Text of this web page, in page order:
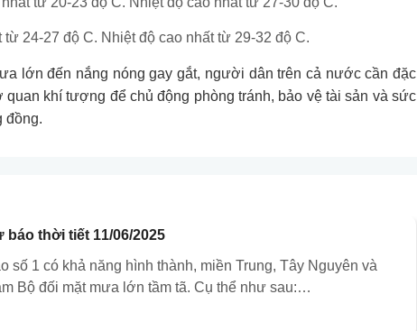
từ 24-27 độ C. Nhiệt độ cao nhất từ 29-32 độ C.
lớn đến nắng nóng gay gắt, người dân trên cả nước cần đặc
quan khí tượng để chủ động phòng tránh, bảo vệ tài sản và sức
đồng.
báo thời tiết 11/06/2025
số 1 có khả năng hình thành, miền Trung, Tây Nguyên và
Bộ đối mặt mưa lớn tầm tã. Cụ thể như sau:…